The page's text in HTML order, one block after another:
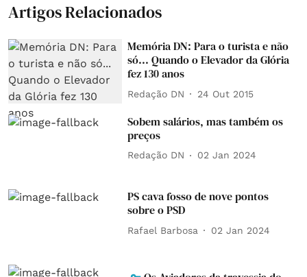
Artigos Relacionados
Memória DN: Para o turista e não
só... Quando o Elevador da Glória
fez 130 anos
Redação DN 24 Out 2015
Sobem salários, mas também os
preços
Redação DN 02 Jan 2024
PS cava fosso de nove pontos
sobre o PSD
Rafael Barbosa 02 Jan 2024